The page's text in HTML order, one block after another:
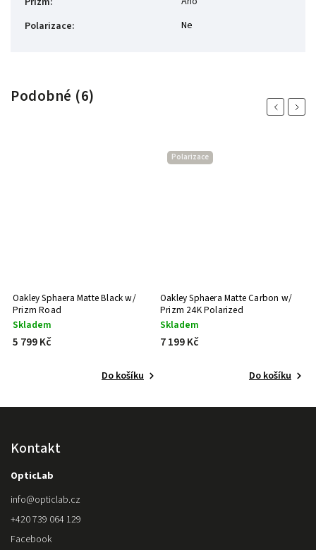
Polarizace: Ne
Podobné (6)
Previous
Oakley Sphaera Matte Black w/
Prizm Road
Skladem
5 799 Kč
Do košíku
Polarizace
Oakley Sphaera Matte Carbon w/
Prizm 24K Polarized
Skladem
7 199 Kč
Do košíku
Next
Kontakt
OpticLab
info@opticlab.cz
+420 739 064 129
Facebook